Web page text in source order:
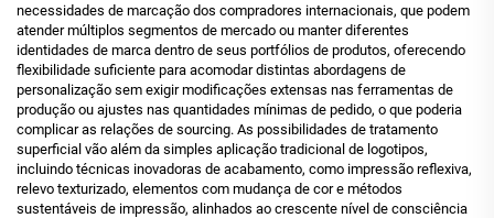
necessidades de marcação dos compradores internacionais, que podem
atender múltiplos segmentos de mercado ou manter diferentes
identidades de marca dentro de seus portfólios de produtos, oferecendo
flexibilidade suficiente para acomodar distintas abordagens de
personalização sem exigir modificações extensas nas ferramentas de
produção ou ajustes nas quantidades mínimas de pedido, o que poderia
complicar as relações de sourcing. As possibilidades de tratamento
superficial vão além da simples aplicação tradicional de logotipos,
incluindo técnicas inovadoras de acabamento, como impressão reflexiva,
relevo texturizado, elementos com mudança de cor e métodos
sustentáveis de impressão, alinhados ao crescente nível de consciência